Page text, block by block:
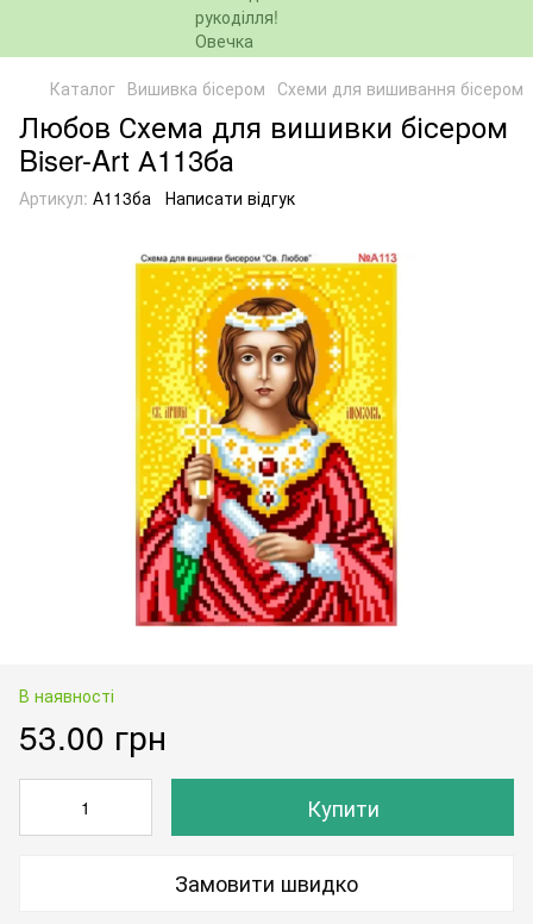
Каталог Вишивка бісером Схеми для вишивання бісером
Любов Схема для вишивки бісером
Biser-Art А113ба
Артикул: А113ба Написати відгук
В наявності
53.00 грн
Купити
Замовити швидко